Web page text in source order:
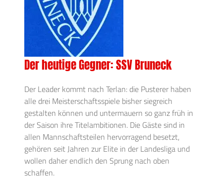
Der heutige Gegner: SSV Bruneck
Der Leader kommt nach Terlan: die Pusterer haben
alle drei Meisterschaftsspiele bisher siegreich
gestalten können und untermauern so ganz früh in
der Saison ihre Titelambitionen. Die Gäste sind in
allen Mannschaftsteilen hervorragend besetzt,
gehören seit Jahren zur Elite in der Landesliga und
wollen daher endlich den Sprung nach oben
schaffen.